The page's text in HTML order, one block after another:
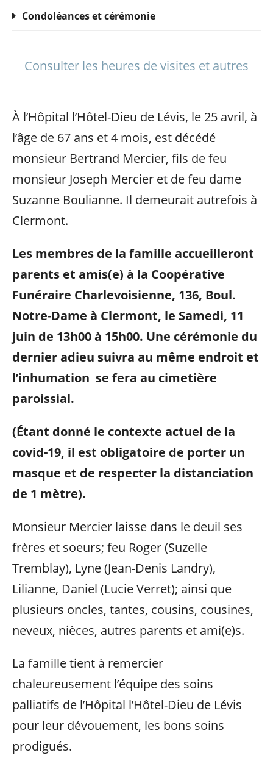
Condoléances et cérémonie
Consulter les heures de visites et autres
À l’Hôpital l’Hôtel-Dieu de Lévis, le 25 avril, à
l’âge de 67 ans et 4 mois, est décédé
monsieur Bertrand Mercier, fils de feu
monsieur Joseph Mercier et de feu dame
Suzanne Boulianne. Il demeurait autrefois à
Clermont.
Les membres de la famille accueilleront
parents et amis(e) à la Coopérative
Funéraire Charlevoisienne, 136, Boul.
Notre-Dame à Clermont, le Samedi, 11
juin de 13h00 à 15h00. Une cérémonie du
dernier adieu suivra au même endroit et
l’inhumation se fera au cimetière
paroissial.
(Étant donné le contexte actuel de la
covid-19, il est obligatoire de porter un
masque et de respecter la distanciation
de 1 mètre).
Monsieur Mercier laisse dans le deuil ses
frères et soeurs; feu Roger (Suzelle
Tremblay), Lyne (Jean-Denis Landry),
Lilianne, Daniel (Lucie Verret); ainsi que
plusieurs oncles, tantes, cousins, cousines,
neveux, nièces, autres parents et ami(e)s.
La famille tient à remercier
chaleureusement l’équipe des soins
palliatifs de l’Hôpital l’Hôtel-Dieu de Lévis
pour leur dévouement, les bons soins
prodigués.